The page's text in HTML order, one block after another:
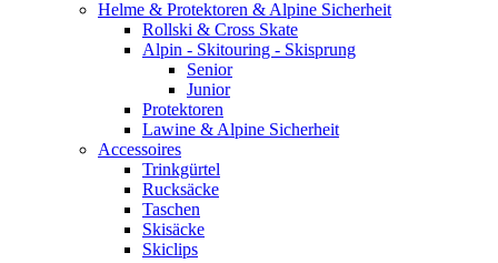
Helme & Protektoren & Alpine Sicherheit
Rollski & Cross Skate
Alpin - Skitouring - Skisprung
Senior
Junior
Protektoren
Lawine & Alpine Sicherheit
Accessoires
Trinkgürtel
Rucksäcke
Taschen
Skisäcke
Skiclips